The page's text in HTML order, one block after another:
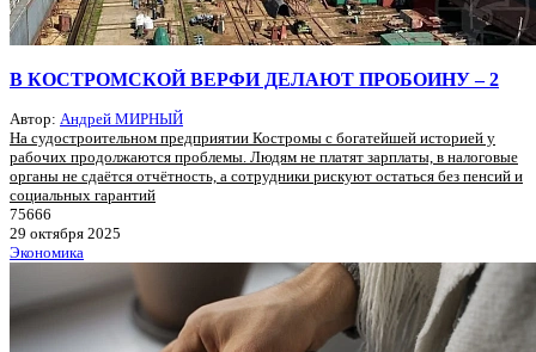
В КОСТРОМСКОЙ ВЕРФИ ДЕЛАЮТ ПРОБОИНУ – 2
Автор: Андрей МИРНЫЙ
На судостроительном предприятии Костромы с богатейшей историей у
рабочих продолжаются проблемы. Людям не платят зарплаты, в налоговые
органы не сдаётся отчётность, а сотрудники рискуют остаться без пенсий и
социальных гарантий
75666
29 октября 2025
Экономика